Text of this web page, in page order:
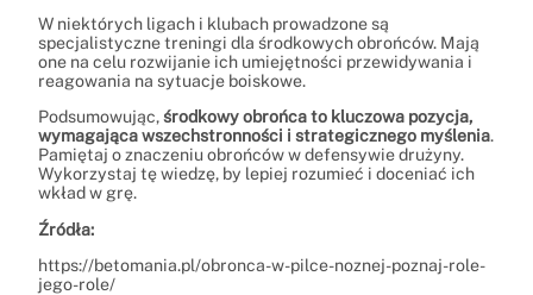
W niektórych ligach i klubach prowadzone są
specjalistyczne treningi dla środkowych obrońców. Mają
one na celu rozwijanie ich umiejętności przewidywania i
reagowania na sytuacje boiskowe.
Podsumowując,środkowy obrońca to kluczowa pozycja,
wymagająca wszechstronności i strategicznego myślenia.
Pamiętaj o znaczeniu obrońców w defensywie drużyny.
Wykorzystaj tę wiedzę, by lepiej rozumieć i doceniać ich
wkład w grę.
Źródła:
https://betomania.pl/obronca-w-pilce-noznej-poznaj-role-
jego-role/